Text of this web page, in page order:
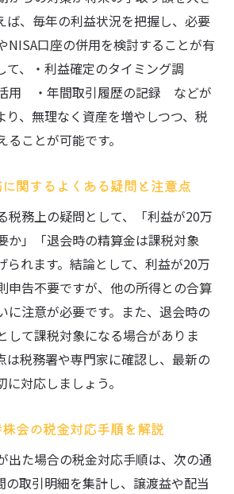
ば、毎年の利益状況を把握し、必要
NISA口座の併用を検討することが有
て、・利益確定のタイミング調
用 ・年間取引履歴の記録 などが
り、無理なく資産を増やしつつ、税
ことが可能です。
関するよくある疑問と注意点
税務上の疑問として、「利益が20万
か」「退会時の精算金は課税対象
られます。結論として、利益が20万
申告不要ですが、他の所得との合算
に注意が必要です。また、退会時の
して課税対象になる場合がありま
は税務署や専門家に確認し、最新の
対応しましょう。
会の税金対応手順を解説
出た場合の税金対応手順は、次の通
の取引明細を集計し、譲渡益や配当